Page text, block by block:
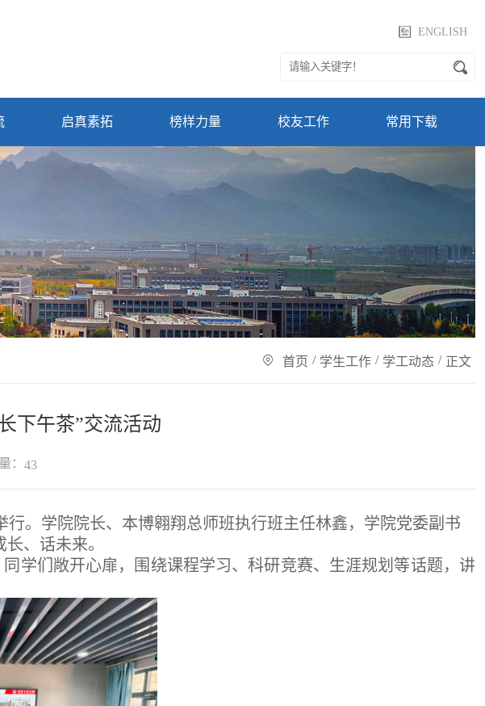
ENGLISH
启真素拓 榜样力量 校友工作 常用下载
首页 / 学生工作 / 学工动态 / 正文
下午茶”交流活动
： 43
。学院院长、本博翱翔总师班执行班主任林鑫，学院党委副书
、话未来。
学们敞开心扉，围绕课程学习、科研竞赛、生涯规划等话题，讲